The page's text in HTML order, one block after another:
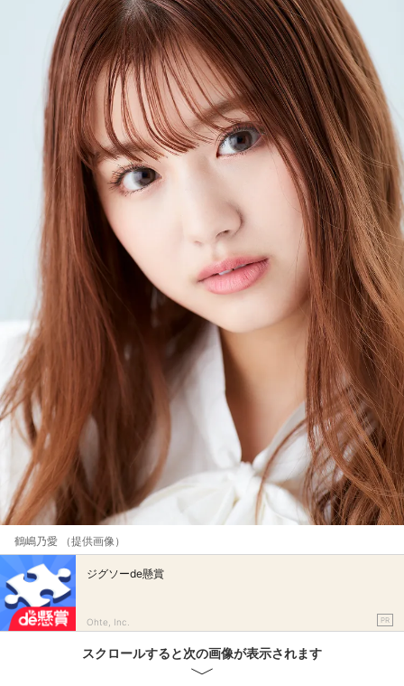
鶴嶋乃愛 （提供画像）
ジグソーde懸賞
Ohte, Inc. PR
スクロールすると次の画像が表示されます